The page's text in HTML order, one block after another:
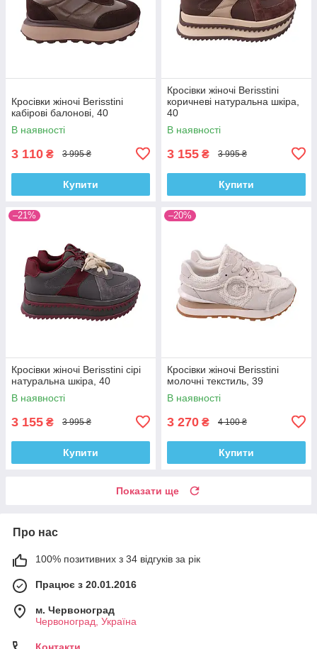
Кросівки жіночі Berisstini
кабірові балонові, 40
В наявності
3 110 ₴ 3 995 ₴
Купити
Кросівки жіночі Berisstini
коричневі натуральна шкіра,
40
В наявності
3 155 ₴ 3 995 ₴
Купити
–21%
Кросівки жіночі Berisstini сірі
натуральна шкіра, 40
В наявності
3 155 ₴ 3 995 ₴
Купити
–20%
Кросівки жіночі Berisstini
молочні текстиль, 39
В наявності
3 270 ₴ 4 100 ₴
Купити
Показати ще
Про нас
100% позитивних з 34 відгуків за рік
Працює з 20.01.2016
м. Червоноград
Червоноград, Україна